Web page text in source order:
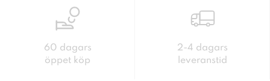
60 dagars
öppet köp
2-4 dagars
leveranstid